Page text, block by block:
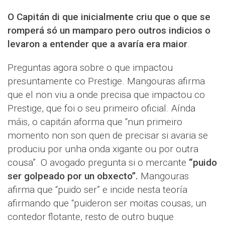
O Capitán di que inicialmente criu que o que se
romperá só un mamparo pero outros indicios o
levaron a entender que a avaría era maior.
Preguntas agora sobre o que impactou
presuntamente co Prestige. Mangouras afirma
que el non viu a onde precisa que impactou co
Prestige, que foi o seu primeiro oficial. Aínda
máis, o capitán aforma que “nun primeiro
momento non son quen de precisar si avaria se
produciu por unha onda xigante ou por outra
cousa”. O avogado pregunta si o mercante “puido
ser golpeado por un obxecto”. Mangouras
afirma que “puido ser” e incide nesta teoría
afirmando que “puideron ser moitas cousas, un
contedor flotante, resto de outro buque